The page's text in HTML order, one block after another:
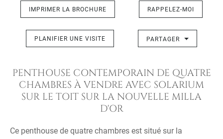
IMPRIMER LA BROCHURE RAPPELEZ-MOI
PLANIFIER UNE VISITE PARTAGER
PENTHOUSE CONTEMPORAIN DE QUATRE
CHAMBRES À VENDRE AVEC SOLARIUM
SUR LE TOIT SUR LA NOUVELLE MILLA
D'OR
Ce penthouse de quatre chambres est situé sur la